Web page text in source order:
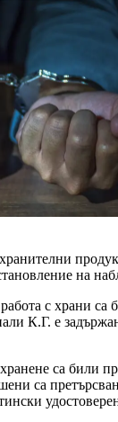
на
с храни
К.Г. е
са били
са